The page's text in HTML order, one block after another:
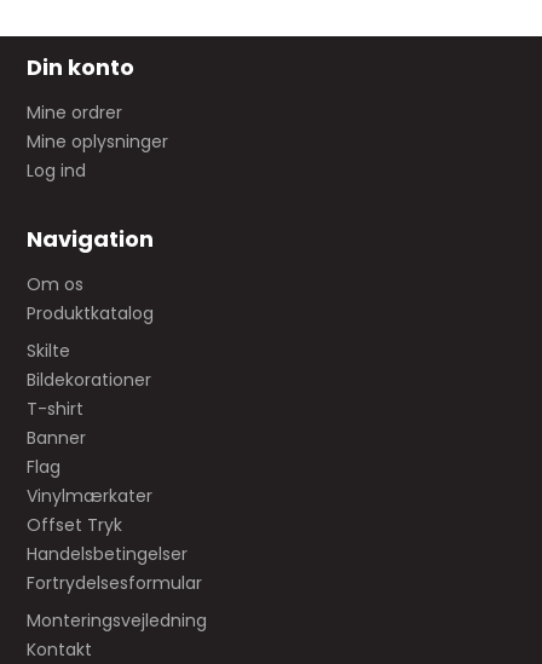
Din konto
Mine ordrer
Mine oplysninger
Log ind
Navigation
Om os
Produktkatalog
Skilte
Bildekorationer
T-shirt
Banner
Flag
Vinylmærkater
Offset Tryk
Handelsbetingelser
Fortrydelsesformular
Monteringsvejledning
Kontakt